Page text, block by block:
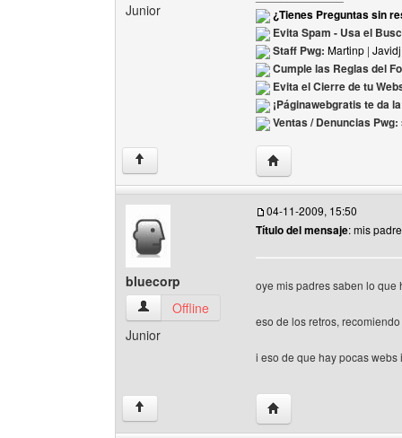
Junior
¿Tienes Preguntas sin
Evita Spam - Usa el
Staff Pwg: Martinp | Javidj
Cumple las Reglas del
Evita el Cierre de tu
¡Páginawebgratis te da
Ventas / Denuncias Pwg:
↑ Visitar sitio web del
bluecorp
bluecorp Ver perfil del usuario
Offline
Junior
04-11-2009, 15:50
Título del mensaje: mis
oye mis padres saben lo que
eso de los retros,
i eso de que hay pocas
↑ Visitar sitio web del